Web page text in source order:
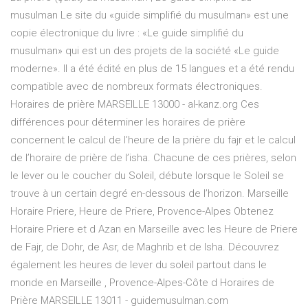
musulman Le site du «guide simplifié du musulman» est une
copie électronique du livre : «Le guide simplifié du
musulman» qui est un des projets de la société «Le guide
moderne». Il a été édité en plus de 15 langues et a été rendu
compatible avec de nombreux formats électroniques.
Horaires de prière MARSEILLE 13000 - al-kanz.org Ces
différences pour déterminer les horaires de prière
concernent le calcul de l’heure de la prière du fajr et le calcul
de l’horaire de prière de l’isha. Chacune de ces prières, selon
le lever ou le coucher du Soleil, débute lorsque le Soleil se
trouve à un certain degré en-dessous de l’horizon. Marseille
Horaire Priere, Heure de Priere, Provence-Alpes Obtenez
Horaire Priere et d Azan en Marseille avec les Heure de Priere
de Fajr, de Dohr, de Asr, de Maghrib et de Isha. Découvrez
également les heures de lever du soleil partout dans le
monde en Marseille , Provence-Alpes-Côte d Horaires de
Prière MARSEILLE 13011 - guidemusulman.com